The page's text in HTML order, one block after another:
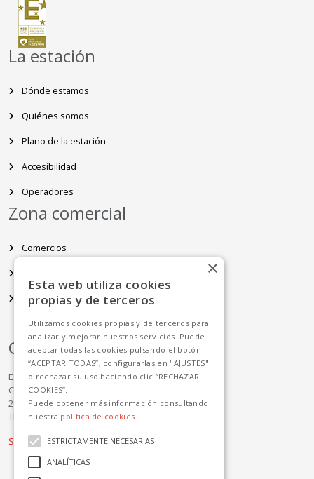
La estación
Dónde estamos
Quiénes somos
Plano de la estación
Accesibilidad
Operadores
Zona comercial
Comercios
Espacios disponibles
Contacto
Estación Sur de Autobuses de Madrid
C/ Méndez Álvaro 83
28045 Madrid
Tlf: +34 91 468 42 00
Sugerencias y reclamaciones
Esta web utiliza cookies
propias y de terceros
Utilizamos cookies propias y de terceros para
analizar y mejorar nuestros servicios. Puede
aceptar todas las cookies pulsando el botón
“ACEPTAR TODAS”, configurarlas en "AJUSTES"
o rechazar su uso haciendo clic “RECHAZAR
COOKIES”.
Puede obtener más información consultando
nuestra política de cookies.
ESTRICTAMENTE NECESARIAS
ANALÍTICAS
×